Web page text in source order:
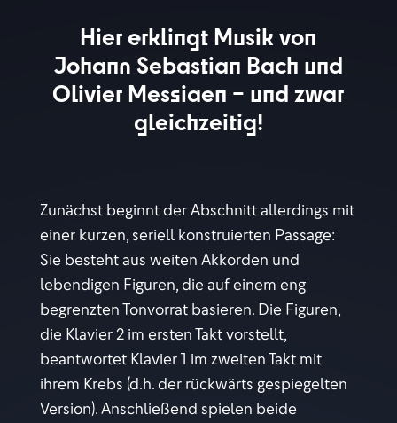
Hier erklingt Musik von
Johann Sebastian Bach und
Olivier Messiaen – und zwar
gleichzeitig!
Zunächst beginnt der Abschnitt allerdings mit
einer kurzen, seriell konstruierten Passage:
Sie besteht aus weiten Akkorden und
lebendigen Figuren, die auf einem eng
begrenzten Tonvorrat basieren. Die Figuren,
die Klavier 2 im ersten Takt vorstellt,
beantwortet Klavier 1 im zweiten Takt mit
ihrem Krebs (d.h. der rückwärts gespiegelten
Version). Anschließend spielen beide